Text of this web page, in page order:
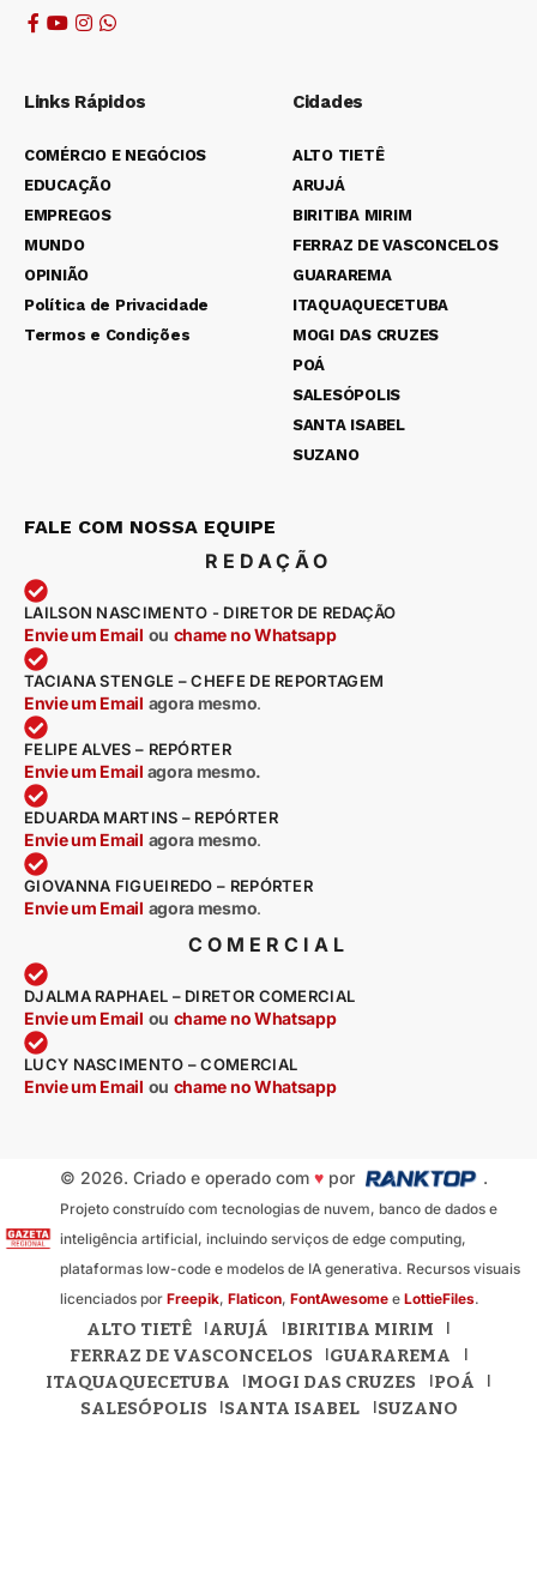
Links Rápidos
COMÉRCIO E NEGÓCIOS
EDUCAÇÃO
EMPREGOS
MUNDO
OPINIÃO
Política de Privacidade
Termos e Condições
Cidades
ALTO TIETÊ
ARUJÁ
BIRITIBA MIRIM
FERRAZ DE VASCONCELOS
GUARAREMA
ITAQUAQUECETUBA
MOGI DAS CRUZES
POÁ
SALESÓPOLIS
SANTA ISABEL
SUZANO
FALE COM NOSSA EQUIPE
REDAÇÃO
LAILSON NASCIMENTO - DIRETOR DE REDAÇÃO
Envie um Email ou chame no Whatsapp
TACIANA STENGLE – CHEFE DE REPORTAGEM
Envie um Email agora mesmo.
FELIPE ALVES – REPÓRTER
Envie um Email agora mesmo.
EDUARDA MARTINS – REPÓRTER
Envie um Email agora mesmo.
GIOVANNA FIGUEIREDO – REPÓRTER
Envie um Email agora mesmo.
COMERCIAL
DJALMA RAPHAEL – DIRETOR COMERCIAL
Envie um Email ou chame no Whatsapp
LUCY NASCIMENTO – COMERCIAL
Envie um Email ou chame no Whatsapp
© 2026. Criado e operado com ♥por .
Projeto construído com tecnologias de nuvem, banco de dados e
inteligência artificial, incluindo serviços de edge computing,
plataformas low-code e modelos de IA generativa. Recursos visuais
licenciados por Freepik, Flaticon, FontAwesomee LottieFiles.
ALTO TIETÊ ARUJÁ
BIRITIBA MIRIM
FERRAZ DE VASCONCELOS
GUARAREMA
ITAQUAQUECETUBA
MOGI DAS CRUZES
POÁ
SALESÓPOLIS
SANTA ISABEL SUZANO